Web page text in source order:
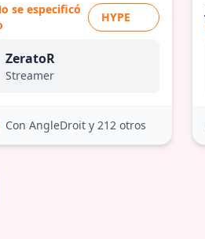
se especificó
HYPE
ZeratoR
Streamer
Con AngleDroit y 212 otros